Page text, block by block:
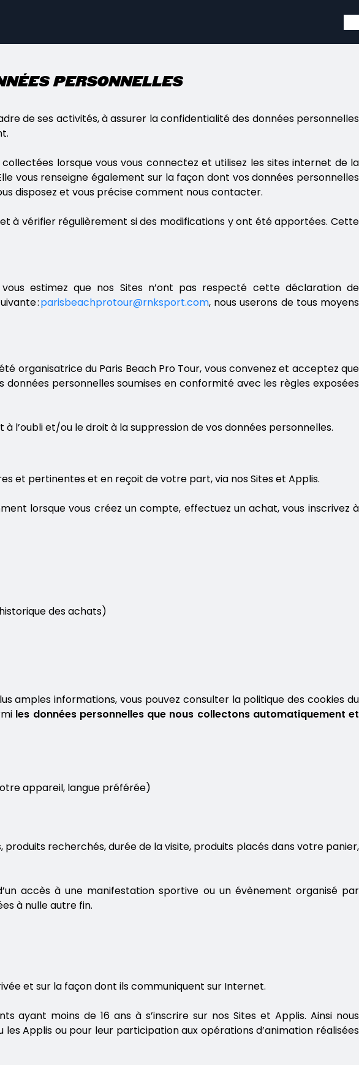
personnelles
de ses activités, à assurer la confidentialité des données personnelles
lorsque vous vous connectez et utilisez les sites internet de la
vous renseigne également sur la façon dont vos données personnelles
disposez et vous précise comment nous contacter.
à vérifier régulièrement si des modifications y ont été apportées. Cette
estimez que nos Sites n’ont pas respecté cette déclaration de
:parisbeachprotour@rnksport.com, nous userons de tous moyens
organisatrice du Paris Beach Pro Tour, vous convenez et acceptez que
personnelles soumises en conformité avec les règles exposées
et/ou le droit à la suppression de vos données personnelles.
et pertinentes et en reçoit de votre part, via nos Sites et Applis.
lorsque vous créez un compte, effectuez un achat, vous inscrivez à
des achats)
amples informations, vous pouvez consulter la politique des cookies du
les données personnelles que nous collectons automatiquement et
appareil, langue préférée)
recherchés, durée de la visite, produits placés dans votre panier,
accès à une manifestation sportive ou un évènement organisé par
à nulle autre fin.
et sur la façon dont ils communiquent sur Internet.
ayant moins de 16 ans à s’inscrire sur nos Sites et Applis. Ainsi nous
Applis ou pour leur participation aux opérations d’animation réalisées